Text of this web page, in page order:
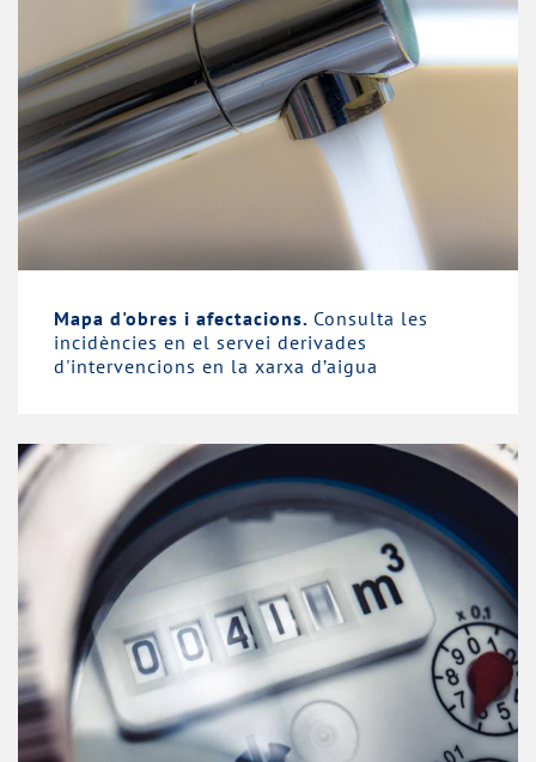
Mapa d'obres i afectacions. Consulta les
incidències en el servei derivades
d'intervencions en la xarxa d’aigua